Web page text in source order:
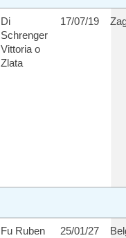
Di
Schrenger
Vittoria o
Zlata
17/07/19
Fu Ruben
25/01/27